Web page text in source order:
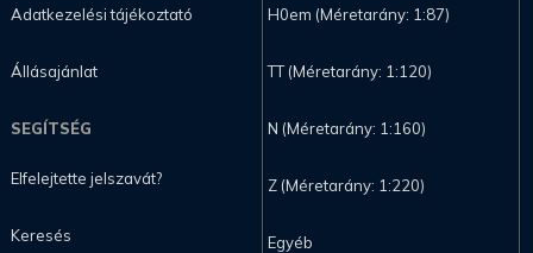
Adatkezelési tájékoztató
Állásajánlat
SEGÍTSÉG
Elfelejtette jelszavát?
Keresés
H0em (Méretarány: 1:87)
TT (Méretarány: 1:120)
N (Méretarány: 1:160)
Z (Méretarány: 1:220)
Egyéb